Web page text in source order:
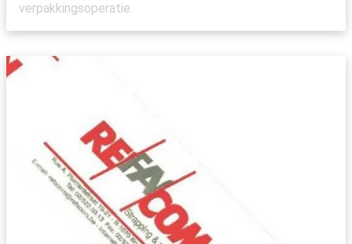
verpakkingsoperatie.